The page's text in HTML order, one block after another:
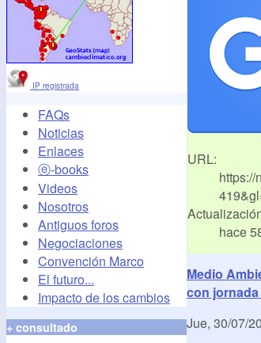
URL:
hace
Medio
con
Jue, 30/07/
IP registrada
FAQs
Noticias
Enlaces
ⓔ-books
Videos
Nosotros
Antiguos foros
Negociaciones
Convención Marco
El futuro...
Impacto de los cambios
+ consultado